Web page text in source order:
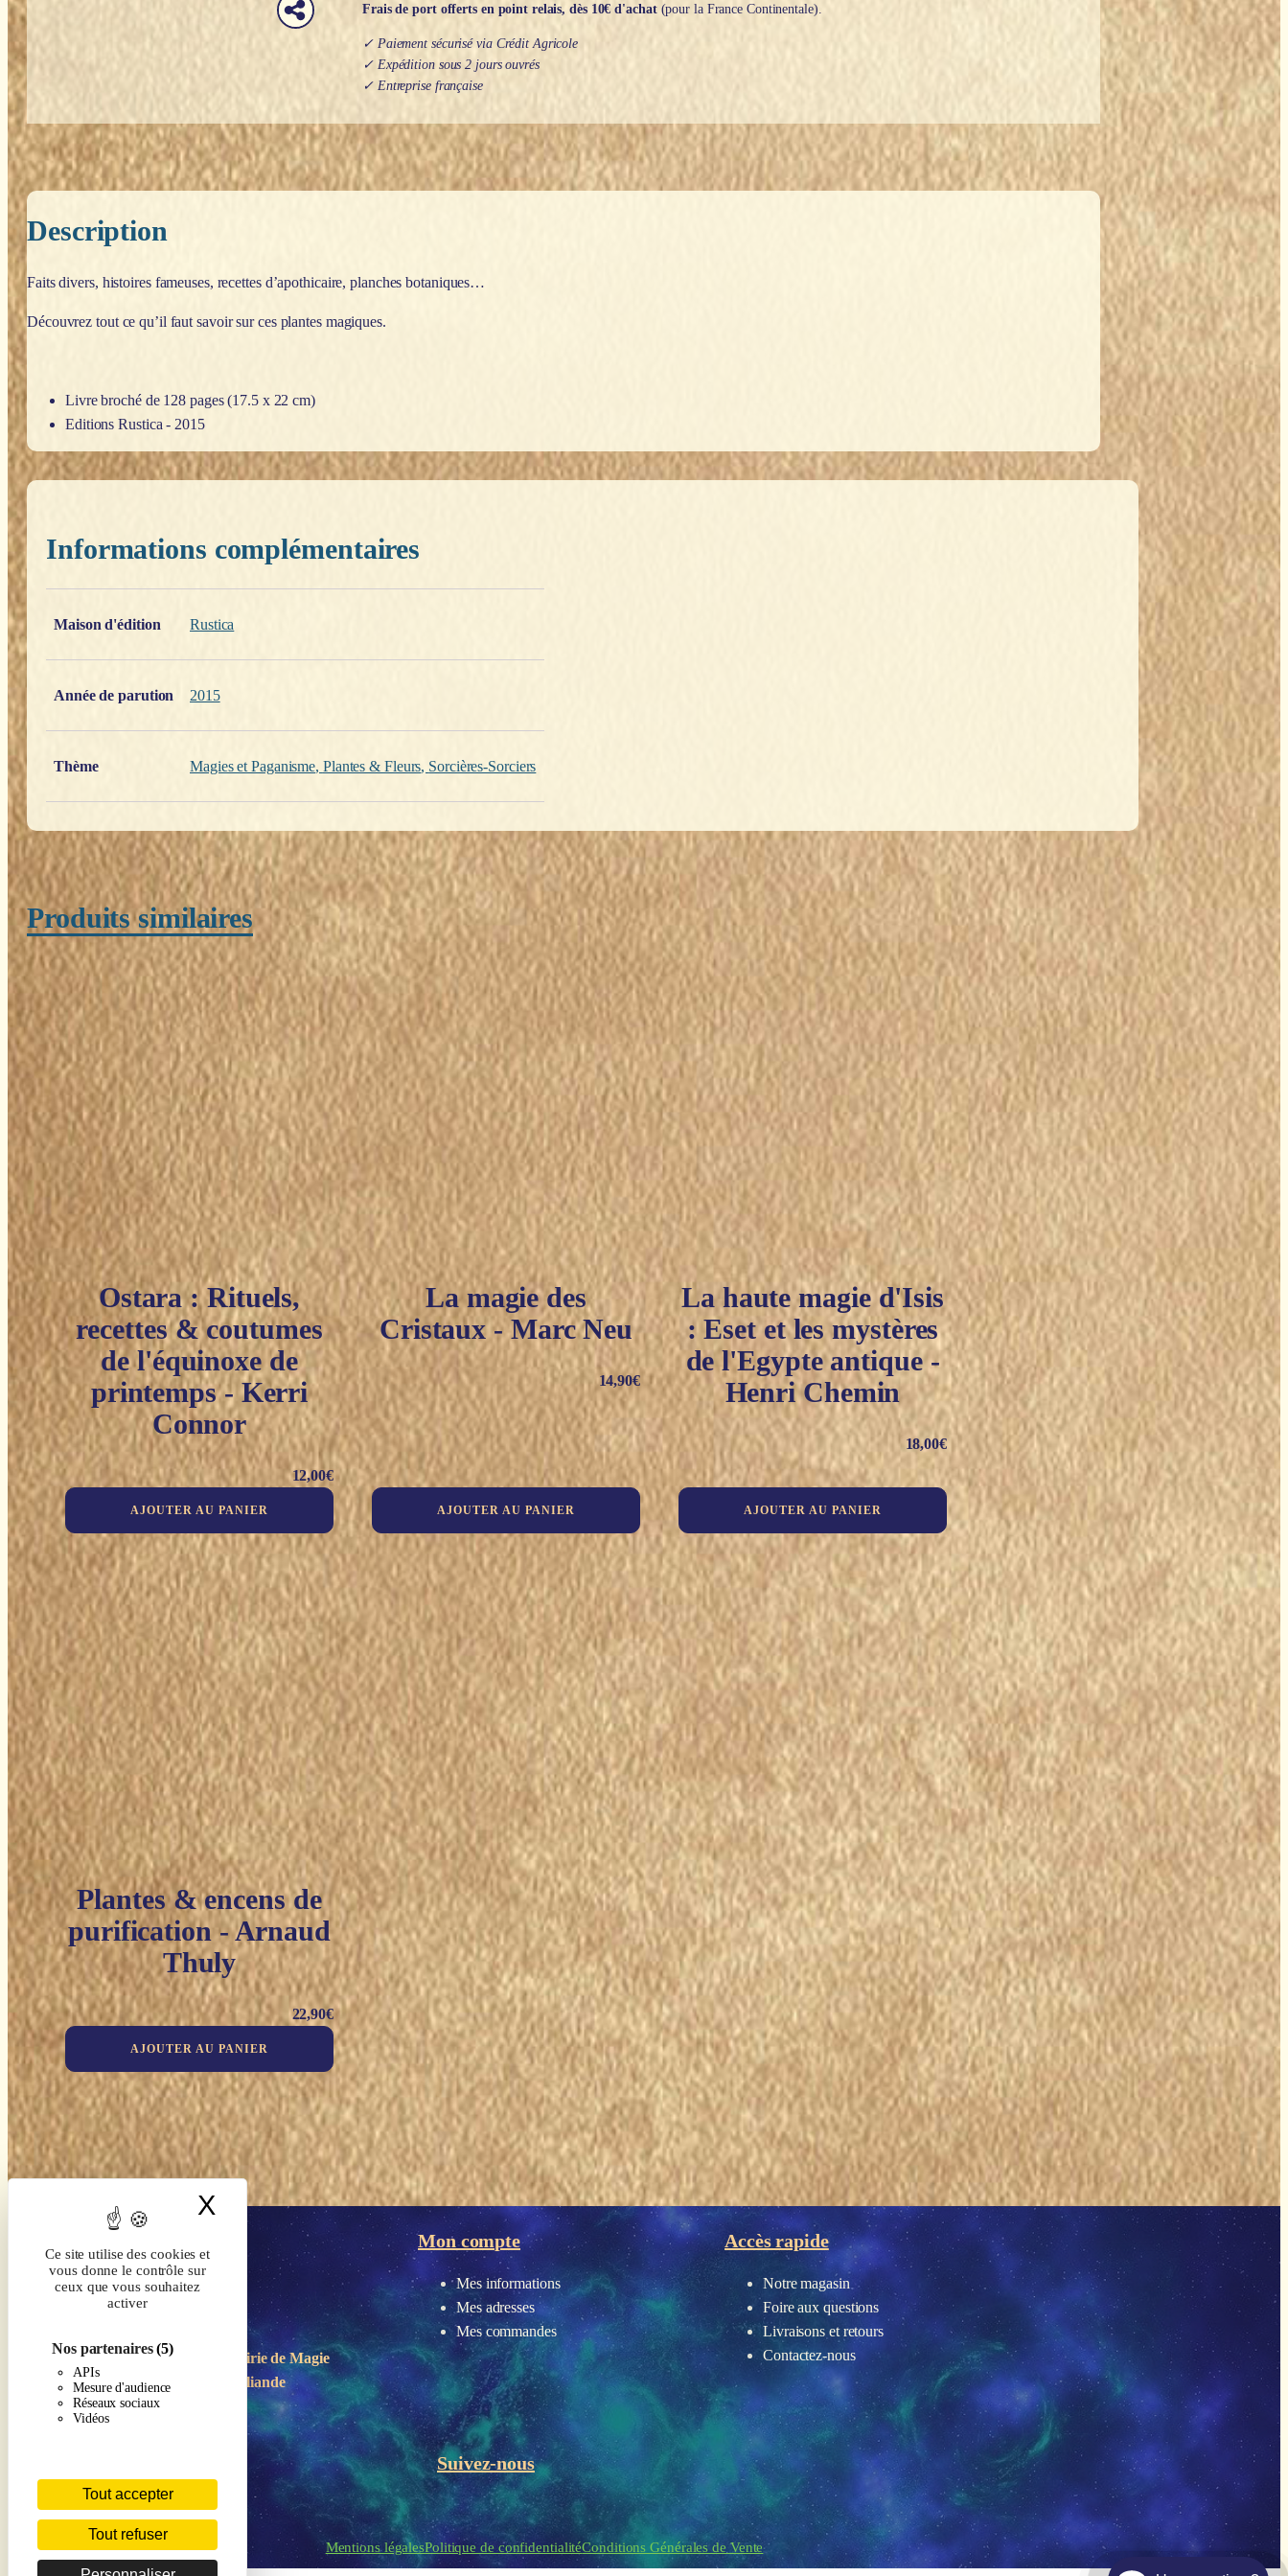
Ce site utilise des cookies et
vous donne le contrôle sur
ceux que vous souhaitez
activer
Nos partenaires(5)
APIs
Mesure d'audience
Réseaux sociaux
Vidéos
Tout accepter
Tout refuser
X Masquer le bandeau des cookies
Frais de port offerts en point relais, dès 10€ d'achat(pour la France Continentale).
✓ Paiement sécurisé via Crédit Agricole
✓ Expédition sous 2 jours ouvrés
✓ Entreprise française
Description
Faits divers, histoires fameuses, recettes d’apothicaire, planches botaniques…
Découvrez tout ce qu’il faut savoir sur ces plantes magiques.
Livre broché de 128 pages (17.5 x 22 cm)
Editions Rustica - 2015
Informations complémentaires
Maison d'édition
Rustica
Année de parution 2015
Thème Magies et Paganisme, Plantes & Fleurs, Sorcières-Sorciers
Produits similaires
Ostara : Rituels,
recettes & coutumes
de l'équinoxe de
printemps - Kerri
Connor
12,00€
AJOUTER AU PANIER
La magie des
Cristaux - Marc Neu
14,90€
AJOUTER AU PANIER
La haute magie d'Isis
: Eset et les mystères
de l'Egypte antique -
Henri Chemin
18,00€
AJOUTER AU PANIER
Plantes & encens de
purification - Arnaud
Thuly
22,90€
AJOUTER AU PANIER
Boutique-Librairie deMagie
en Brocéliande
Mon compte
Mes informations
Mes adresses
Mes commandes
Accès rapide
Notre magasin
Foire aux questions
Livraisons et retours
Contactez-nous
Suivez-nous
Mentions légalesPolitique de confidentialitéConditions Générales de Vente